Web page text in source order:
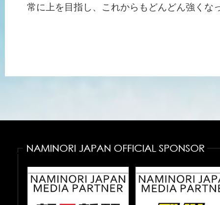
常に上を目指し、これからもどんどん強くな